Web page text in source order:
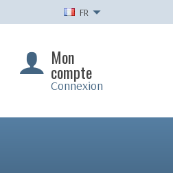
FR
Mon
compte
Connexion